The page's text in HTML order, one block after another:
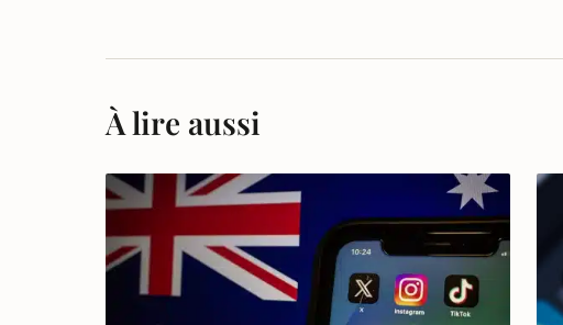
À lire aussi